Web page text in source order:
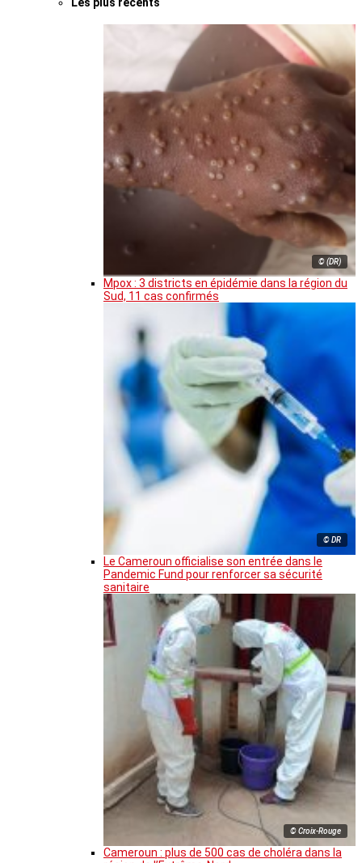
Les plus récents
© (DR)
Mpox : 3 districts en épidémie dans la région du
Sud, 11 cas confirmés
© DR
Le Cameroun officialise son entrée dans le
Pandemic Fund pour renforcer sa sécurité
sanitaire
© Croix-Rouge
Cameroun : plus de 500 cas de choléra dans la